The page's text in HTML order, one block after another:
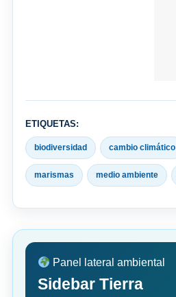
ETIQUETAS:
biodiversidad cambio climático
marismas medio ambiente
Panel lateral ambiental
Sidebar Tierra